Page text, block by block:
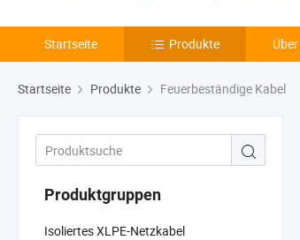
Startseite Produkte
Startseite Produkte Feuerbeständige Kabel
Produktgruppen
Isoliertes XLPE-Netzkabel